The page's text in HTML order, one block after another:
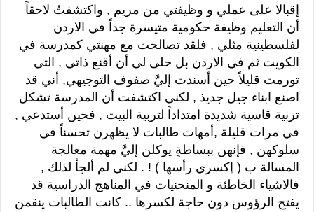
إقبالا على عملي و وظيفتي من مريم , واكتشفتُ لاحقاً
أن التعليم وظيفة حكومية متيسرة جداً في الاردن
لفلسطينية مثلي , فلقد تصالحت مع مهنتي كمدرسة في
الكويت ثم في الاردن بل حلى لي أن أقنع ذاتي , التي
تورمت قليلاً حين أسندت إليَّ صفوف التوجيهي, أني قد
اصنع ابناء جيل جديذ , لكني اكتشفت أن المدرسة تشكل
تربية قاسية شديدة امتداداً لتربية البيت , فحين أستدعي ,
في مرات قليلة ,أمهات طالبات لا يظهرن تحسناً في
سلوكهن , فإنهن ببساطةٍ يوكلن إليَّ مهمة معالجة
المسالة ب ( إكسري رأسها ) ! . لكني لم ألجأ لذلك ,
فالاشياء الخاطئة و المنحنيات في المناهج الدراسية قد
يفتح الرؤوس دون حاجة لكسرها .. كانت الطالبات ينقمن